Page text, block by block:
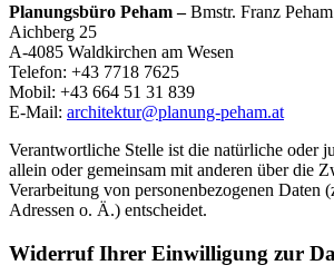
Planungsbüro Peham –Bmstr. Franz Peham
Aichberg 25
A-4085 Waldkirchen am Wesen
Telefon: +43 7718 7625
Mobil: +43 664 51 31 839
E-Mail: architektur@planung-peham.at
Verantwortliche Stelle ist die natürliche oder
allein oder gemeinsam mit anderen über die
Verarbeitung von personenbezogenen Daten
Adressen o. Ä.) entscheidet.
Widerruf Ihrer Einwilligung zur